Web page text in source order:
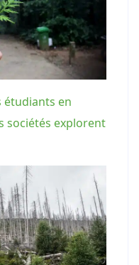
étudiants en
sociétés explorent